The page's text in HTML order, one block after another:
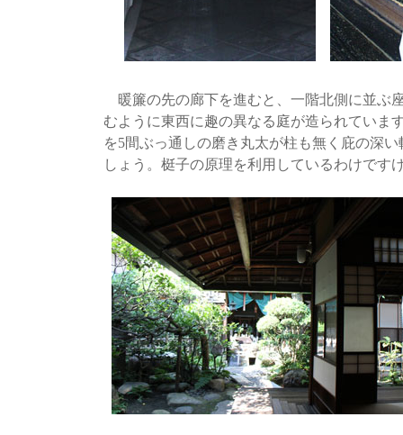
暖簾の先の廊下を進むと、一階北側に並ぶ
むように東西に趣の異なる庭が造られていま
を5間ぶっ通しの磨き丸太が柱も無く庇の深
しょう。梃子の原理を利用しているわけです